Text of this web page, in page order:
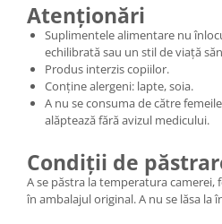
Atenționări
Suplimentele alimentare nu
echilibrată sau un stil de viață
Produs interzis copiilor.
Conține alergeni: lapte, soia.
A nu se consuma de către
alăptează fără avizul medicului.
Condiții de
A se păstra la temperatura
în ambalajul original. A nu se lăsa la